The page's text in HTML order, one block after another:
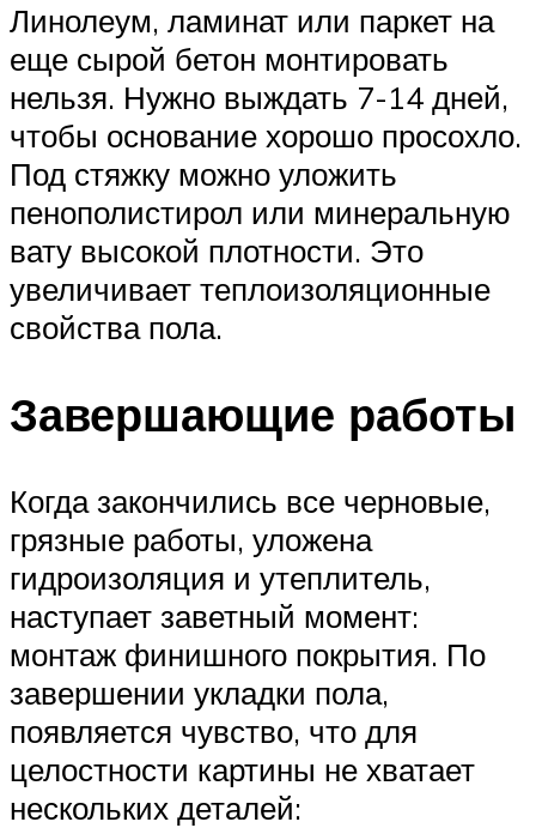
Линолеум, ламинат или паркет на
еще сырой бетон монтировать
нельзя. Нужно выждать 7-14 дней,
чтобы основание хорошо просохло.
Под стяжку можно уложить
пенополистирол или минеральную
вату высокой плотности. Это
увеличивает теплоизоляционные
свойства пола.
Завершающие работы
Когда закончились все черновые,
грязные работы, уложена
гидроизоляция и утеплитель,
наступает заветный момент:
монтаж финишного покрытия. По
завершении укладки пола,
появляется чувство, что для
целостности картины не хватает
нескольких деталей: